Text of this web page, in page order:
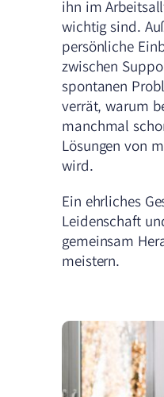
ihn im
wichtig sind.
persönliche
zwischen
spontanen
verrät, warum
manchmal
Lösungen von
wird.
Ein ehrliches
Leidenschaft
gemeinsam
meistern.